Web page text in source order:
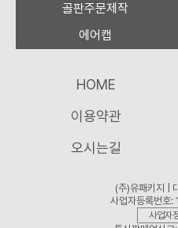
골판주문제작
에어캡
HOME
이용약관
오시는길
(주)유패키지 |
사업자등록번
사업자